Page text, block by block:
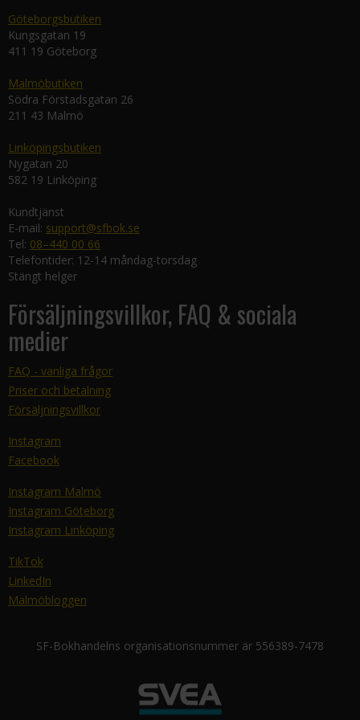
Göteborgsbutiken
Kungsgatan 19
411 19 Göteborg
Malmöbutiken
Södra Förstadsgatan 26
211 43 Malmö
Linköpingsbutiken
Nygatan 20
582 19 Linköping
Kundtjänst
E-mail: support@sfbok.se
Tel: 08–440 00 66
Telefontider: 12-14 måndag-torsdag
Stängt helger
Försäljningsvillkor, FAQ & sociala
medier
FAQ - vanliga frågor
Priser och betalning
Försäljningsvillkor
Instagram
Facebook
Instagram Malmö
Instagram Göteborg
Instagram Linköping
TikTok
LinkedIn
Malmöbloggen
SF-Bokhandelns organisationsnummer är 556389-7478